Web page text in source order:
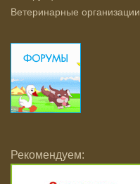
Ветеринарные организации
Рекомендуем: